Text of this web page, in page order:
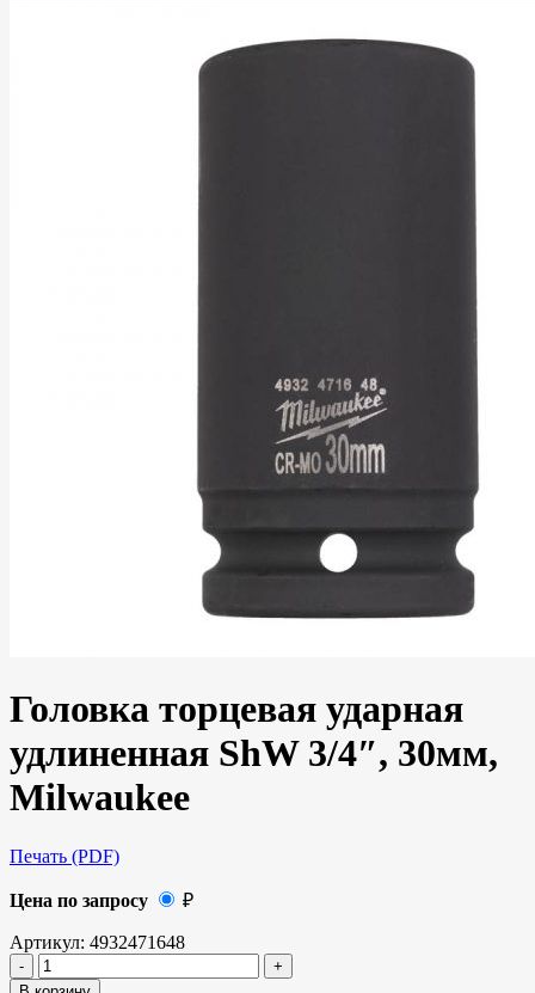
Головка торцевая ударная
удлиненная ShW 3/4″, 30мм,
Milwaukee
Печать (PDF)
Цена по запросу ₽
Артикул: 4932471648